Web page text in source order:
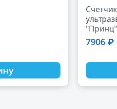
7906 ₽